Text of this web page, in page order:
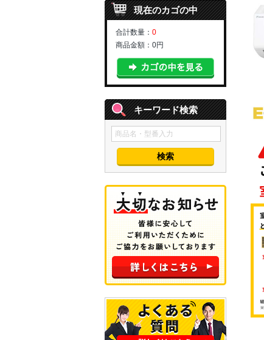
現在のカゴの中
合計数量： 0
商品金額： 0円
キーワード検索